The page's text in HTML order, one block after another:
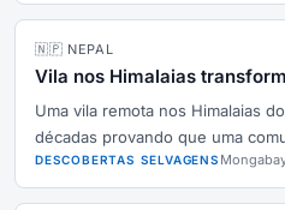
🇳🇵 NEPAL
Vila nos Himalaias
Uma vila remota nos Himalaias
décadas provando que uma
DESCOBERTAS SELVAGENS